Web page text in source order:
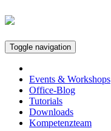
Toggle navigation
Events & Workshops
Office-Blog
Tutorials
Downloads
Kompetenzteam